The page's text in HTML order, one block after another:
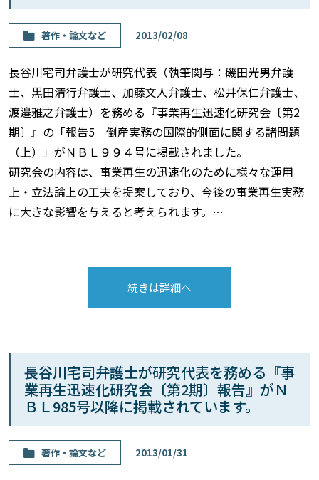
著作・論⽂など 2013/02/08
長谷川宅司弁護士が研究代表（執筆関与：磯田光男弁護
士、黒田清行弁護士、加藤文人弁護士、松井保仁弁護士、
渡邉雅之弁護士）を務める『事業再生迅速化研究会〔第2
期〕』の「報告5 倒産実務の国際的側面に関する諸問題
（上）」がＮＢＬ９９４号に掲載されました。
研究会の内容は、事業再生の迅速化のために様々な運用
上・立法論上の工夫を提案しており、今後の事業再生実務
に大きな影響を与えると考えられます。…
続きは詳細へ
長谷川宅司弁護士が研究代表を務める『事
業再生迅速化研究会〔第2期〕報告』がＮ
ＢＬ985号以降に掲載されています。
著作・論⽂など 2013/01/31